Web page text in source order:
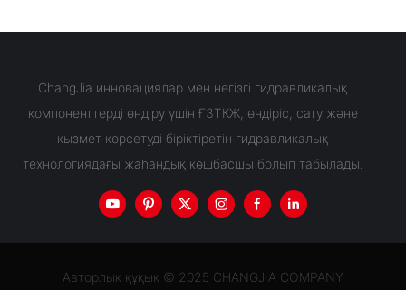
ChangJia инновациялар мен негізгі гидравликалық
компоненттерді өндіру үшін ҒЗТКЖ, өндіріс, сату және
қызмет көрсетуді біріктіретін гидравликалық
технологиядағы жаһандық көшбасшы болып табылады.
Авторлық құқық © 2025 CHANGJIA COMPANY